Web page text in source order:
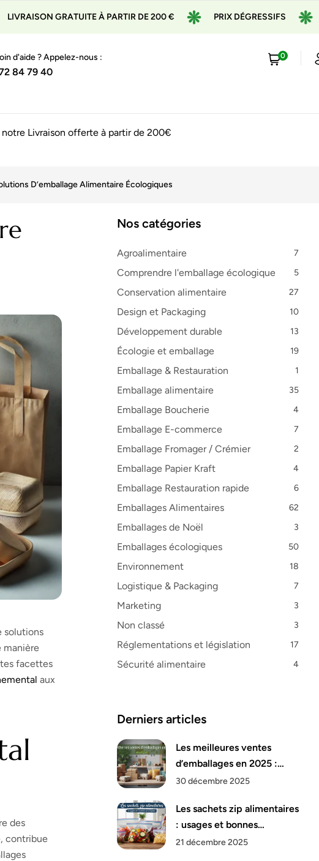
À PARTIR DE 200 € PRIX DÉGRESSIFS
d'aide ? Appelez-nous :
84 79 40
0
Livraison offerte à partir de 200€
D’emballage Alimentaire Écologiques
solutions
manière
facettes
aux
des
, contribue
Nos catégories
Agroalimentaire 7
Comprendre l'emballage écologique 5
Conservation alimentaire 27
Design et Packaging 10
Développement durable 13
Écologie et emballage 19
Emballage & Restauration 1
Emballage alimentaire 35
Emballage Boucherie 4
Emballage E-commerce 7
Emballage Fromager / Crémier 2
Emballage Papier Kraft 4
Emballage Restauration rapide 6
Emballages Alimentaires 62
Emballages de Noël 3
Emballages écologiques 50
Environnement 18
Logistique & Packaging 7
Marketing 3
Non classé 3
Réglementations et législation 17
Sécurité alimentaire 4
Derniers articles
Les meilleures ventes
d’emballages en 2025 :
analyse
30 décembre 2025
Les sachets zip alimentaires
: usages et bonnes
pratiques
21 décembre 2025